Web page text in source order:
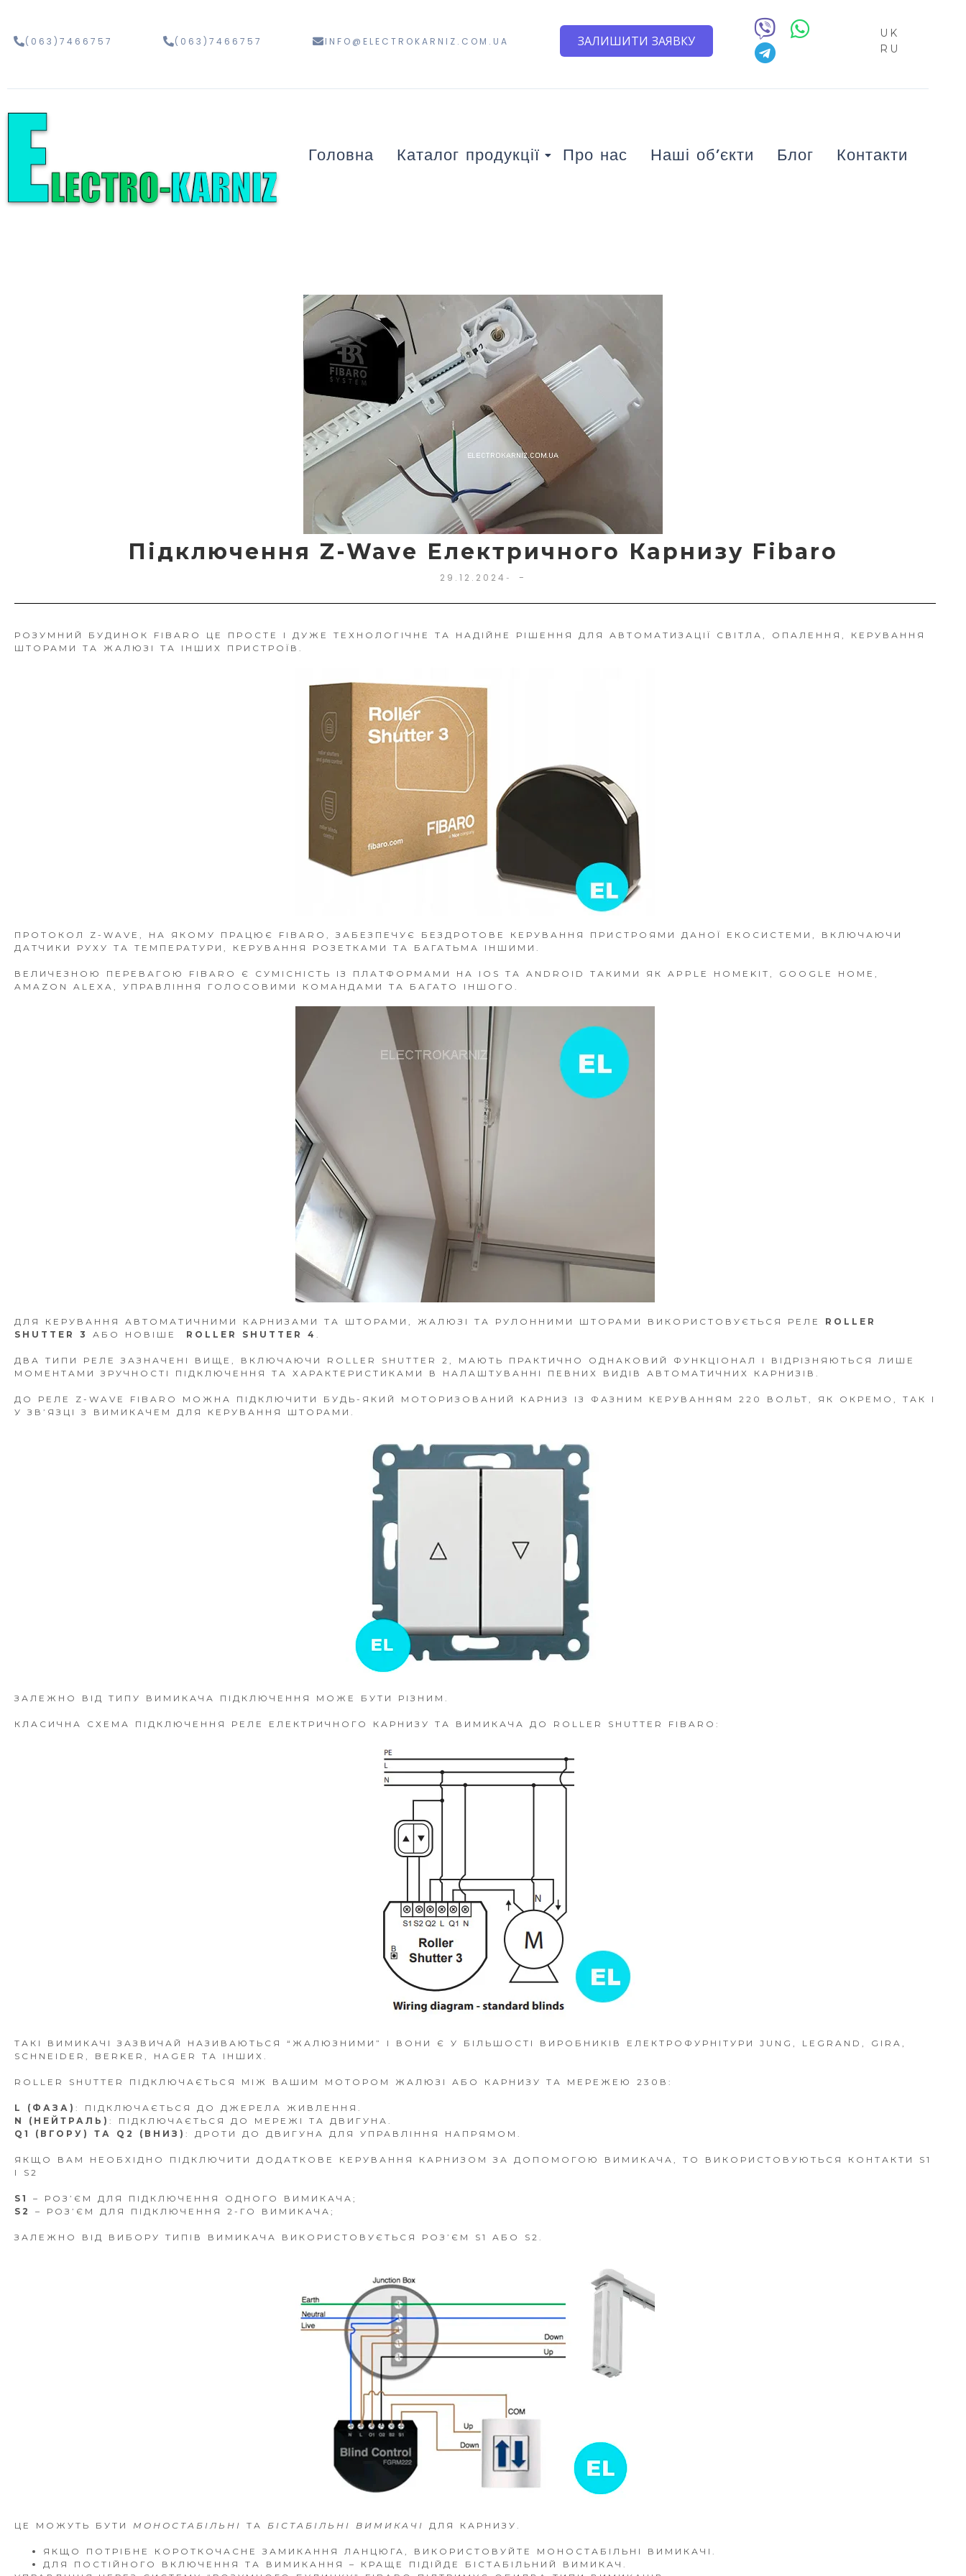
(063)7466757 (063)7466757 INFO@ELECTROKARNIZ.COM.UA ЗАЛИШИТИ ЗАЯВКУ
UK
RU
Головна Каталог продукції Про нас Наші об’єкти Блог Контакти
Підключення Z-Wave Електричного Карнизу Fibaro
29.12.2024 - -
РОЗУМНИЙ БУДИНОК FIBARO ЦЕ ПРОСТЕ І ДУЖЕ ТЕХНОЛОГІЧНЕ ТА НАДІЙНЕ РІШЕННЯ ДЛЯ АВТОМАТИЗАЦІЇ СВІТЛА, ОПАЛЕННЯ, КЕРУВАННЯ
ШТОРАМИ ТА ЖАЛЮЗІ ТА ІНШИХ ПРИСТРОЇВ.
ПРОТОКОЛ Z-WAVE, НА ЯКОМУ ПРАЦЮЄ FIBARO, ЗАБЕЗПЕЧУЄ БЕЗДРОТОВЕ КЕРУВАННЯ ПРИСТРОЯМИ ДАНОЇ ЕКОСИСТЕМИ, ВКЛЮЧАЮЧИ
ДАТЧИКИ РУХУ ТА ТЕМПЕРАТУРИ, КЕРУВАННЯ РОЗЕТКАМИ ТА БАГАТЬМА ІНШИМИ.
ВЕЛИЧЕЗНОЮ ПЕРЕВАГОЮ FIBARO Є СУМІСНІСТЬ ІЗ ПЛАТФОРМАМИ НА IOS ТА ANDROID ТАКИМИ ЯК APPLE HOMEKIT, GOOGLE HOME,
AMAZON ALEXA, УПРАВЛІННЯ ГОЛОСОВИМИ КОМАНДАМИ ТА БАГАТО ІНШОГО.
ДЛЯ КЕРУВАННЯ АВТОМАТИЧНИМИ КАРНИЗАМИ ТА ШТОРАМИ, ЖАЛЮЗІ ТА РУЛОННИМИ ШТОРАМИ ВИКОРИСТОВУЄТЬСЯ РЕЛЕ ROLLER
SHUTTER 3
АБО НОВІШЕ ROLLER SHUTTER 4
ДВА ТИПИ РЕЛЕ ЗАЗНАЧЕНІ ВИЩЕ, ВКЛЮЧАЮЧИ ROLLER SHUTTER 2, МАЮТЬ ПРАКТИЧНО ОДНАКОВИЙ ФУНКЦІОНАЛ І ВІДРІЗНЯЮТЬСЯ ЛИШЕ
МОМЕНТАМИ ЗРУЧНОСТІ ПІДКЛЮЧЕННЯ ТА ХАРАКТЕРИСТИКАМИ В НАЛАШТУВАННІ ПЕВНИХ ВИДІВ АВТОМАТИЧНИХ КАРНИЗІВ.
ДО РЕЛЕ Z-WAVE FIBARO МОЖНА ПІДКЛЮЧИТИ БУДЬ-ЯКИЙ МОТОРИЗОВАНИЙ КАРНИЗ ІЗ ФАЗНИМ КЕРУВАННЯМ 220 ВОЛЬТ, ЯК ОКРЕМО, ТАК І
У ЗВ’ЯЗЦІ З ВИМИКАЧЕМ ДЛЯ КЕРУВАННЯ ШТОРАМИ.
ЗАЛЕЖНО ВІД ТИПУ ВИМИКАЧА ПІДКЛЮЧЕННЯ МОЖЕ БУТИ РІЗНИМ.
КЛАСИЧНА СХЕМА ПІДКЛЮЧЕННЯ РЕЛЕ ЕЛЕКТРИЧНОГО КАРНИЗУ ТА ВИМИКАЧА ДО ROLLER SHUTTER FIBARO:
ТАКІ ВИМИКАЧІ ЗАЗВИЧАЙ НАЗИВАЮТЬСЯ “ЖАЛЮЗНИМИ” І ВОНИ Є У БІЛЬШОСТІ ВИРОБНИКІВ ЕЛЕКТРОФУРНІТУРИ JUNG, LEGRAND, GIRA,
SCHNEIDER, BERKER, HAGER ТА ІНШИХ.
ROLLER SHUTTER ПІДКЛЮЧАЄТЬСЯ МІЖ ВАШИМ МОТОРОМ ЖАЛЮЗІ АБО КАРНИЗУ ТА МЕРЕЖЕЮ 230В:
L (ФАЗА) : ПІДКЛЮЧАЄТЬСЯ ДО ДЖЕРЕЛА ЖИВЛЕННЯ.
N (НЕЙТРАЛЬ) : ПІДКЛЮЧАЄТЬСЯ ДО МЕРЕЖІ ТА ДВИГУНА.
Q1 (ВГОРУ) ТА Q2 (ВНИЗ) : ДРОТИ ДО ДВИГУНА ДЛЯ УПРАВЛІННЯ НАПРЯМОМ.
ЯКЩО ВАМ НЕОБХІДНО ПІДКЛЮЧИТИ ДОДАТКОВЕ КЕРУВАННЯ КАРНИЗОМ ЗА ДОПОМОГОЮ ВИМИКАЧА, ТО ВИКОРИСТОВУЮТЬСЯ КОНТАКТИ S1
І S2
S1
– РОЗ’ЄМ ДЛЯ ПІДКЛЮЧЕННЯ ОДНОГО ВИМИКАЧА;
S2
– РОЗ’ЄМ ДЛЯ ПІДКЛЮЧЕННЯ 2-ГО ВИМИКАЧА;
ЗАЛЕЖНО ВІД ВИБОРУ ТИПІВ ВИМИКАЧА ВИКОРИСТОВУЄТЬСЯ РОЗ’ЄМ S1 АБО S2.
ЦЕ МОЖУТЬ БУТИ МОНОСТАБІЛЬНІ ТА БІСТАБІЛЬНІ ВИМИКАЧІ ДЛЯ КАРНИЗУ.
ЯКЩО ПОТРІБНЕ КОРОТКОЧАСНЕ ЗАМИКАННЯ ЛАНЦЮГА, ВИКОРИСТОВУЙТЕ МОНОСТАБІЛЬНІ ВИМИКАЧІ.
ДЛЯ ПОСТІЙНОГО ВКЛЮЧЕННЯ ТА ВИМИКАННЯ – КРАЩЕ ПІДІЙДЕ БІСТАБІЛЬНИЙ ВИМИКАЧ.